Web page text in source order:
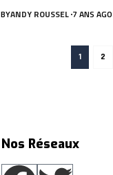
BYANDY ROUSSEL 7 ANS AGO
1 2
Nos Réseaux